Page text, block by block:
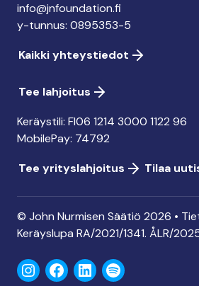
info@jnfoundation.fi
y-tunnus: 0895353-5
Kaikki yhteystiedot
Tee lahjoitus
Keräystili: FI06 1214 3000 1122 96
MobilePay: 74792
Tee yrityslahjoitus
Tilaa
© John Nurmisen Säätiö 2026 •
Keräyslupa RA/2021/1341. ÅLR/
InstagramFacebook
LinkedInSpotify